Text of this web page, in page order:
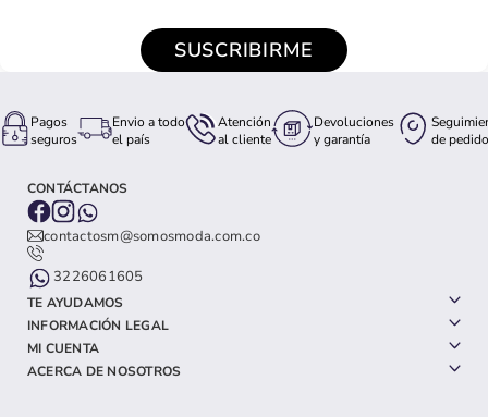
SUSCRIBIRME
Pagos
seguros
Envio a todo
el país
Atención
al cliente
Devoluciones
y garantía
de pedido
CONTÁCTANOS
contactosm@somosmoda.com.co
3226061605
TE AYUDAMOS
INFORMACIÓN LEGAL
MI CUENTA
ACERCA DE NOSOTROS